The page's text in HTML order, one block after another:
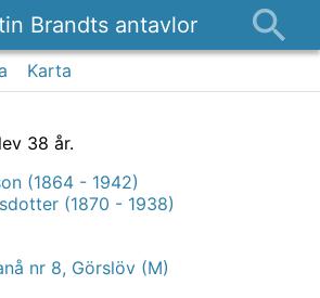
Brandts antavlor
Karta
38 år.
(1864 - 1942)
(1870 - 1938)
nr 8, Görslöv (M)